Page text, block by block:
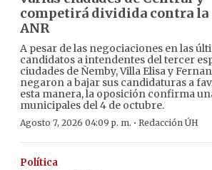
competirá dividida contra la
ANR
A pesar de las negociaciones en las
candidatos a intendentes del tercer
ciudades de Ñemby, Villa Elisa y
negaron a bajar sus candidaturas a
esta manera, la oposición confirma
municipales del 4 de octubre.
Agosto 7, 2026 04:09 p. m. · Redacción ÚH
Política